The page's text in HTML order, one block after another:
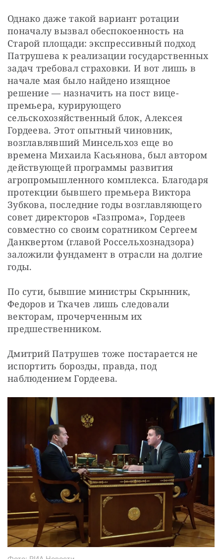
Однако даже такой вариант ротации
поначалу вызвал обеспокоенность на
Старой площади: экспрессивный подход
Патрушева к реализации государственных
задач требовал страховки. И вот лишь в
начале мая было найдено изящное
решение — назначить на пост вице-
премьера, курирующего
сельскохозяйственный блок, Алексея
Гордеева. Этот опытный чиновник,
возглавлявший Минсельхоз еще во
времена Михаила Касьянова, был автором
действующей программы развития
агропромышленного комплекса. Благодаря
протекции бывшего премьера Виктора
Зубкова, последние годы возглавляющего
совет директоров «Газпрома», Гордеев
совместно со своим соратником Сергеем
Данквертом (главой Россельхознадзора)
заложили фундамент в отрасли на долгие
годы.
По сути, бывшие министры Скрынник,
Федоров и Ткачев лишь следовали
векторам, прочерченным их
предшественником.
Дмитрий Патрушев тоже постарается не
испортить борозды, правда, под
наблюдением Гордеева.